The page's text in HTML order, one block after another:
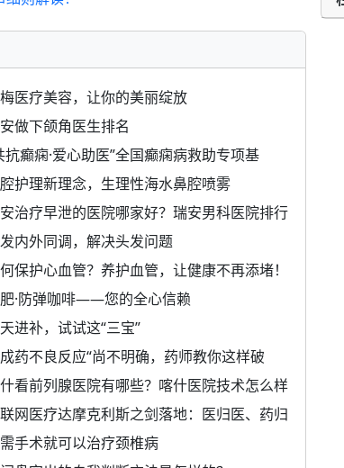
医疗美容，让你的美丽绽放
做下颌角医生排名
抗癫痫·爱心助医”全国癫痫病救助专项基
护理新理念，生理性海水鼻腔喷雾
治疗早泄的医院哪家好？瑞安男科医院排行
内外同调，解决头发问题
保护心血管？养护血管，让健康不再添堵！
·防弹咖啡——您的全心信赖
进补，试试这“三宝”
药不良反应“尚不明确，药师教你这样破
看前列腺医院有哪些？喀什医院技术怎么样
网医疗达摩克利斯之剑落地：医归医、药归
手术就可以治疗颈椎病